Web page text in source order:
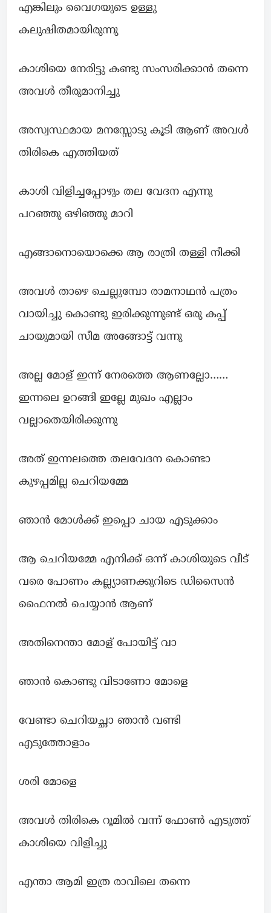
എങ്കിലും വൈഗയുടെ ഉള്ളു
കലുഷിതമായിരുന്നു
കാശിയെ നേരിട്ടു കണ്ടു സംസരിക്കാൻ തന്നെ
അവൾ തീരുമാനിച്ചു
അസ്വസ്ഥമായ മനസ്സോടു കൂടി ആണ് അവൾ
തിരികെ എത്തിയത്
കാശി വിളിച്ചപ്പോഴും തല വേദന എന്നു
പറഞ്ഞു ഒഴിഞ്ഞു മാറി
എങ്ങാനൊയൊക്കെ ആ രാത്രി തള്ളി നീക്കി
അവൾ താഴെ ചെല്ലുമ്പോ രാമനാഥൻ പത്രം
വായിച്ചു കൊണ്ടു ഇരിക്കുന്നുണ്ട് ഒരു കപ്പ്
ചായുമായി സീമ അങ്ങോട്ട് വന്നു
അല്ല മോള് ഇന്ന് നേരത്തെ ആണല്ലോ……
ഇന്നലെ ഉറങ്ങി ഇല്ലേ മുഖം എല്ലാം
വല്ലാതെയിരിക്കുന്നു
അത് ഇന്നലത്തെ തലവേദന കൊണ്ടാ
കുഴപ്പമില്ല ചെറിയമ്മേ
ഞാൻ മോൾക്ക് ഇപ്പൊ ചായ എടുക്കാം
ആ ചെറിയമ്മേ എനിക്ക് ഒന്ന് കാശിയുടെ വീട്
വരെ പോണം കല്ല്യാണക്കുറിടെ ഡിസൈൻ
ഫൈനൽ ചെയ്യാൻ ആണ്
അതിനെന്താ മോള് പോയിട്ട് വാ
ഞാൻ കൊണ്ടു വിടാണോ മോളെ
വേണ്ടാ ചെറിയച്ഛാ ഞാൻ വണ്ടി
എടുത്തോളാം
ശരി മോളെ
അവൾ തിരികെ റൂമിൽ വന്ന് ഫോൺ എടുത്ത്
കാശിയെ വിളിച്ചു
എന്താ ആമി ഇത്ര രാവിലെ തന്നെ